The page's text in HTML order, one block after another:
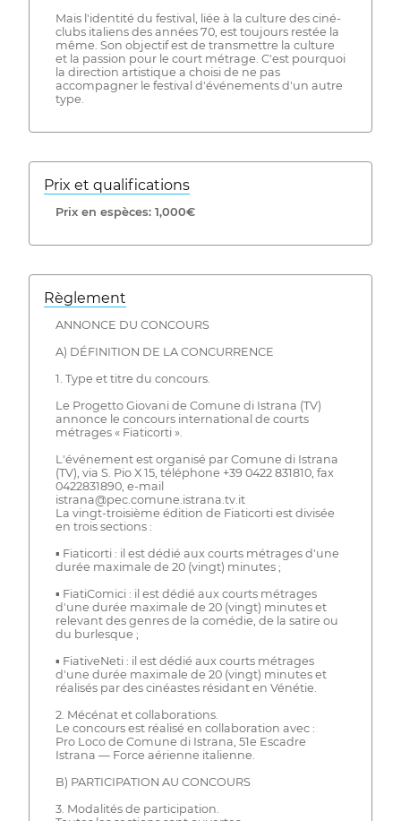
Mais l'identité du festival, liée à la culture des ciné-
clubs italiens des années 70, est toujours restée la
même. Son objectif est de transmettre la culture
et la passion pour le court métrage. C'est pourquoi
la direction artistique a choisi de ne pas
accompagner le festival d'événements d'un autre
type.
Prix ​​et qualifications
Prix ​​en espèces: 1,000€
Règlement
ANNONCE DU CONCOURS
A) DÉFINITION DE LA CONCURRENCE
1. Type et titre du concours.
Le Progetto Giovani de Comune di Istrana (TV)
annonce le concours international de courts
métrages « Fiaticorti ».
L'événement est organisé par Comune di Istrana
(TV), via S. Pio X 15, téléphone +39 0422 831810, fax
0422831890, e-mail
istrana@pec.comune.istrana.tv.it
La vingt-troisième édition de Fiaticorti est divisée
en trois sections :
▪ Fiaticorti : il est dédié aux courts métrages d'une
durée maximale de 20 (vingt) minutes ;
▪ FiatiComici : il est dédié aux courts métrages
d'une durée maximale de 20 (vingt) minutes et
relevant des genres de la comédie, de la satire ou
du burlesque ;
▪ FiativeNeti : il est dédié aux courts métrages
d'une durée maximale de 20 (vingt) minutes et
réalisés par des cinéastes résidant en Vénétie.
2. Mécénat et collaborations.
Le concours est réalisé en collaboration avec :
Pro Loco de Comune di Istrana, 51e Escadre
Istrana — Force aérienne italienne.
B) PARTICIPATION AU CONCOURS
3. Modalités de participation.